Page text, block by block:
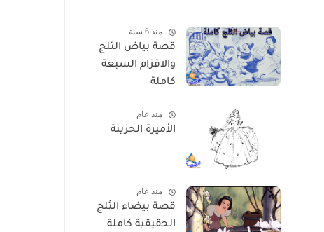
منذ 6 سنة
قصة بياض الثلج
والاقزام السبعة
كاملة
منذ عام
الأميرة الحزينة
منذ عام
قصة بيضاء الثلج
الحقيقية كاملة